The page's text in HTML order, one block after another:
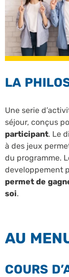
LA
Une serie
séjour, conçus
participant. Le
à des jeux
du programme.
developpement
permet de
soi.
AU
COURS